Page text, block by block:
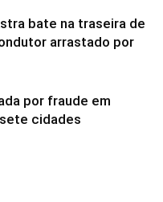
bate na traseira de
arrastado por
por fraude em
cidades